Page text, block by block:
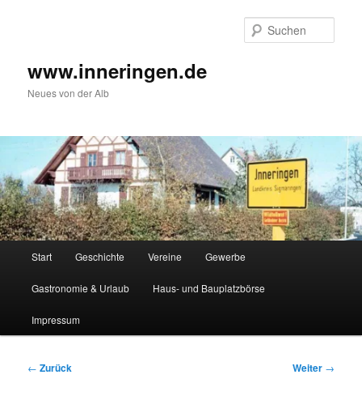
www.inneringen.de
Neues von der Alb
Start Geschichte Vereine Gewerbe
Gastronomie & Urlaub Haus- und Bauplatzbörse
Impressum
Beitragsnavigation
← Zurück Weiter →